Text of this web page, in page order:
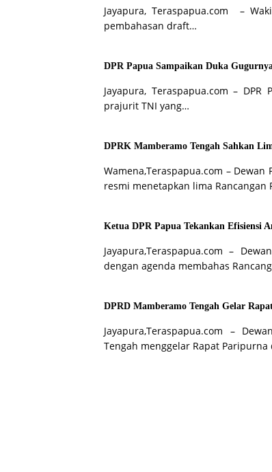
Jayapura, Teraspapua.com –
pembahasan draft…
DPR Papua Sampaikan Duka
Jayapura, Teraspapua.com –
prajurit TNI yang…
DPRK Mamberamo Tengah Sahkan
Wamena,Teraspapua.com – Dewan
resmi menetapkan lima Rancangan
Ketua DPR Papua Tekankan Efisiensi
Jayapura,Teraspapua.com –
dengan agenda membahas
DPRD Mamberamo Tengah Gelar
Jayapura,Teraspapua.com –
Tengah menggelar Rapat